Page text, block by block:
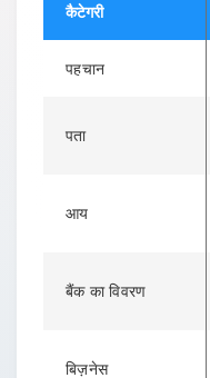
कैटेगरी
पहचान
पता
आय
बैंक का विवरण
बिज़नेस